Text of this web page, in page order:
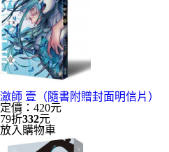
瀲師 壹（隨書附贈封面明信片）
定價：420元
79折332元
放入購物車